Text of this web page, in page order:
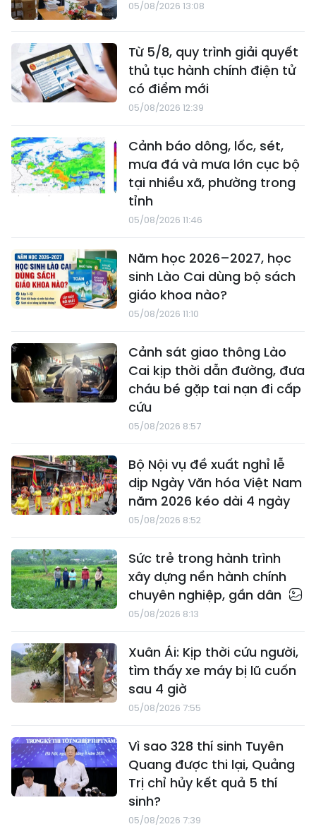
05/08/2026 13:08
Từ 5/8, quy trình giải quyết
thủ tục hành chính điện tử
có điểm mới
05/08/2026 12:39
Cảnh báo dông, lốc, sét,
mưa đá và mưa lớn cục bộ
tại nhiều xã, phường trong
tỉnh
05/08/2026 11:46
Năm học 2026–2027, học
sinh Lào Cai dùng bộ sách
giáo khoa nào?
05/08/2026 11:10
Cảnh sát giao thông Lào
Cai kịp thời dẫn đường, đưa
cháu bé gặp tai nạn đi cấp
cứu
05/08/2026 8:57
Bộ Nội vụ đề xuất nghỉ lễ
dịp Ngày Văn hóa Việt Nam
năm 2026 kéo dài 4 ngày
05/08/2026 8:52
Sức trẻ trong hành trình
xây dựng nền hành chính
chuyên nghiệp, gần dân
05/08/2026 8:13
Xuân Ái: Kịp thời cứu người,
tìm thấy xe máy bị lũ cuốn
sau 4 giờ
05/08/2026 7:55
Vì sao 328 thí sinh Tuyên
Quang được thi lại, Quảng
Trị chỉ hủy kết quả 5 thí
sinh?
05/08/2026 7:39